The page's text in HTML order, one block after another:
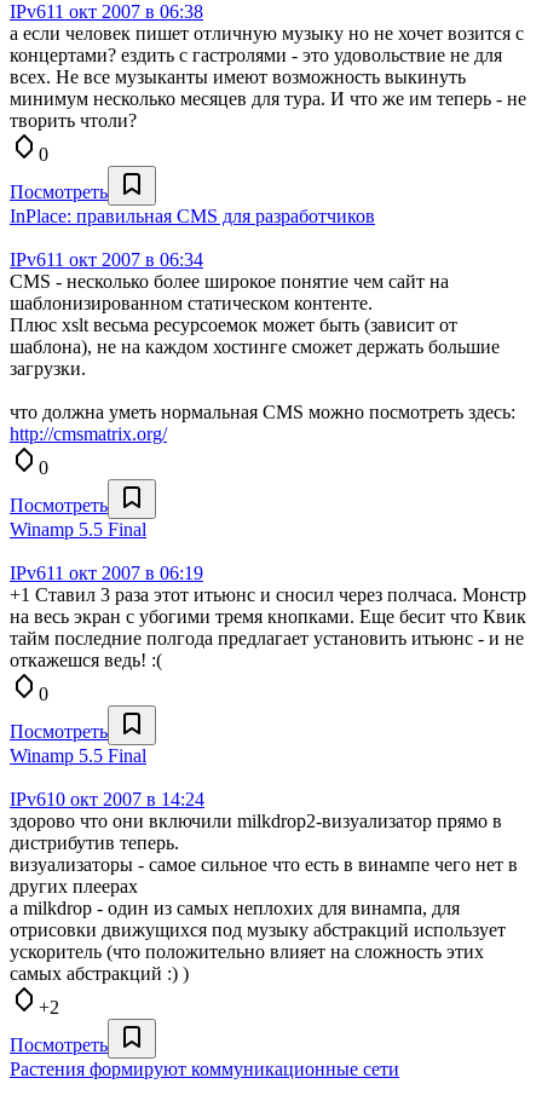
IPv611 окт 2007 в 06:38
а если человек пишет отличную музыку но не хочет возится с
концертами? ездить с гастролями - это удовольствие не для
всех. Не все музыканты имеют возможность выкинуть
минимум несколько месяцев для тура. И что же им теперь - не
творить чтоли?
0
Посмотреть
InPlace: правильная CMS для разработчиков
IPv611 окт 2007 в 06:34
CMS - несколько более широкое понятие чем сайт на
шаблонизированном статическом контенте.
Плюс xslt весьма ресурсоемок может быть (зависит от
шаблона), не на каждом хостинге сможет держать большие
загрузки.
что должна уметь нормальная CMS можно посмотреть здесь:
http://cmsmatrix.org/
0
Посмотреть
Winamp 5.5 Final
IPv611 окт 2007 в 06:19
+1 Ставил 3 раза этот итьюнс и сносил через полчаса. Монстр
на весь экран с убогими тремя кнопками. Еще бесит что Квик
тайм последние полгода предлагает установить итьюнс - и не
откажешся ведь! :(
0
Посмотреть
Winamp 5.5 Final
IPv610 окт 2007 в 14:24
здорово что они включили milkdrop2-визуализатор прямо в
дистрибутив теперь.
визуализаторы - самое сильное что есть в винампе чего нет в
других плеерах
а milkdrop - один из самых неплохих для винампа, для
отрисовки движущихся под музыку абстракций использует
ускоритель (что положительно влияет на сложность этих
самых абстракций :) )
+2
Посмотреть
Растения формируют коммуникационные сети